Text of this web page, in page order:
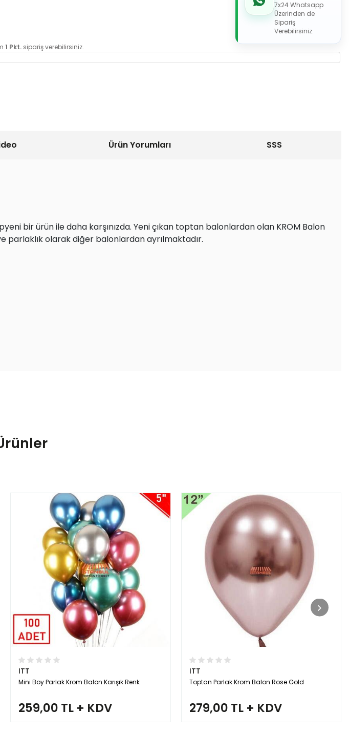
7x24 Whatsapp
Üzerinden de
Sipariş
Verebilirsiniz.
1 Pkt. sipariş verebilirsiniz.
Ürün Yorumları SSS
bir ürün ile daha karşınızda. Yeni çıkan toptan balonlardan olan KROM Balon
olarak diğer balonlardan ayrılmaktadır.
ITT
Mini Boy Parlak Krom Balon Karışık Renk
259,00 TL + KDV
ITT
Toptan Parlak Krom Balon Rose Gold
279,00 TL + KDV